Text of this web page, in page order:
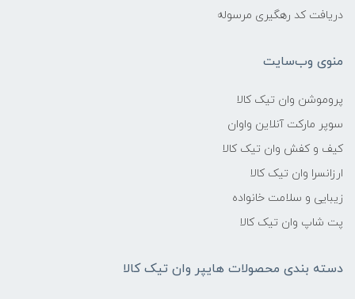
دریافت کد رهگیری مرسوله
منوی وب‌سایت
پروموشن وان تیک کالا
سوپر مارکت آنلاین واوان
کیف و کفش وان تیک کالا
ارزانسرا وان تیک کالا
زیبایی و سلامت خانواده
پت شاپ وان تیک کالا
دسته بندی محصولات هایپر وان تیک کالا